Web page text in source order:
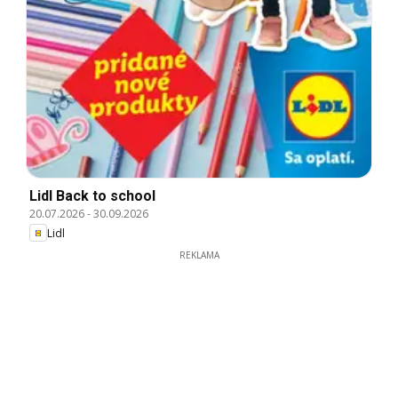
Lidl Back to school
20.07.2026-30.09.2026
Lidl
REKLAMA